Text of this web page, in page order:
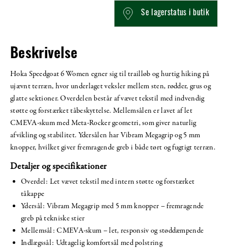
Se lagerstatus i butik
Beskrivelse
Hoka Speedgoat 6 Women egner sig til trailløb og hurtig hiking på
ujævnt terræn, hvor underlaget veksler mellem sten, rødder, grus og
glatte sektioner. Overdelen består af vævet tekstil med indvendig
støtte og forstærket tåbeskyttelse. Mellemsålen er lavet af let
CMEVA-skum med Meta-Rocker geometri, som giver naturlig
afvikling og stabilitet. Ydersålen har Vibram Megagrip og 5 mm
knopper, hvilket giver fremragende greb i både tørt og fugtigt terræn.
Detaljer og specifikationer
Overdel: Let vævet tekstil med intern støtte og forstærket
tåkappe
Ydersål: Vibram Megagrip med 5 mm knopper – fremragende
greb på tekniske stier
Mellemsål: CMEVA-skum – let, responsiv og støddæmpende
Indlægssål: Udtagelig komfortsål med polstring